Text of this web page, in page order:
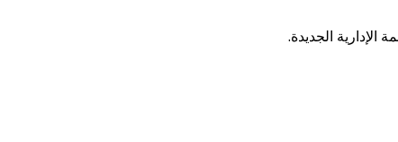
الإدارية الجديدة.